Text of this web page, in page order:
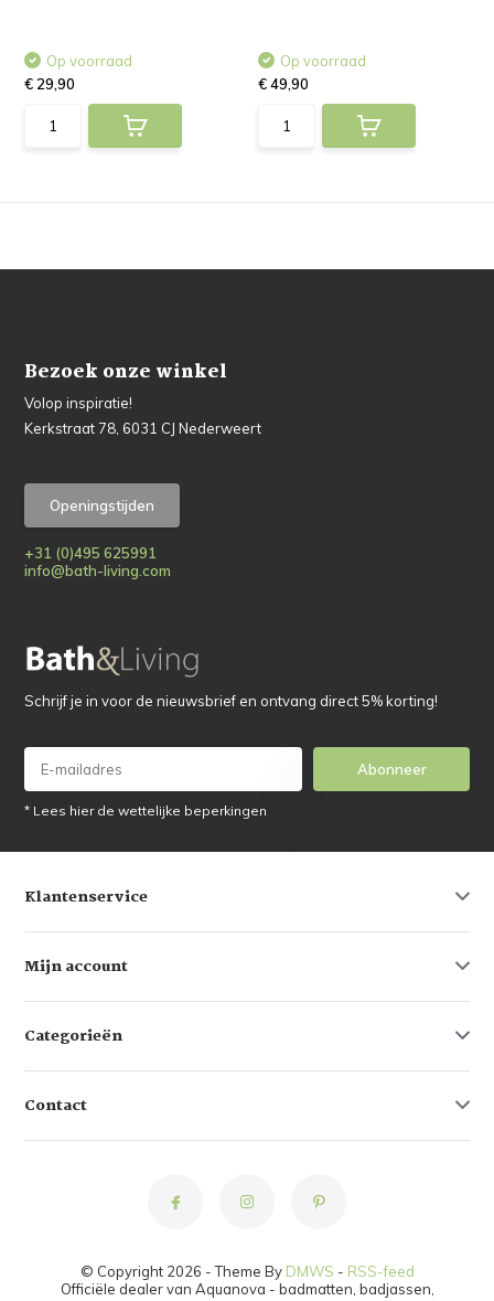
Op voorraad
€ 29,90
Op voorraad
€ 49,90
Bezoek onze winkel
Volop inspiratie!
Kerkstraat 78, 6031 CJ Nederweert
Openingstijden
+31 (0)495 625991
info@bath-living.com
Schrijf je in voor de nieuwsbrief en ontvang direct 5% korting!
Abonneer
* Lees hier de wettelijke beperkingen
Klantenservice
Mijn account
Categorieën
Contact
© Copyright 2026 - Theme By DMWS - RSS-feed
Officiële dealer van Aquanova - badmatten, badjassen,